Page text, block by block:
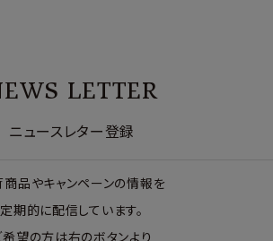
LETTER
ニュースレター登録
商品やキャンペーンの情報を
定期的に配信しています。
希望の方は右のボタンより